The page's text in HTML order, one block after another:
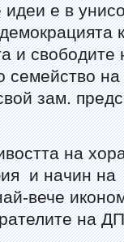
е в
и свободите
семейство
зам.
на
и начин на
вече
на